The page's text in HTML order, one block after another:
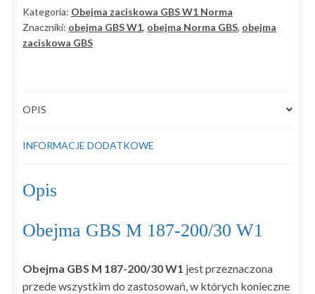
200<
Kategoria: Obejma zaciskowa GBS W1 Norma
Znaczniki: obejma GBS W1, obejma Norma GBS, obejma
zaciskowa GBS
OPIS
INFORMACJE DODATKOWE
Opis
Obejma GBS M 187-200/30 W1
Obejma GBS M 187-200/30 W1 jest przeznaczona
przede wszystkim do zastosowań, w których konieczne